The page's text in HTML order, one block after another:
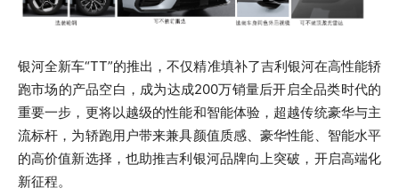
银河全新车“TT”的推出，不仅精准填补了吉利银河在高性能轿
跑市场的产品空白，成为达成200万销量后开启全品类时代的
重要一步，更将以越级的性能和智能体验，超越传统豪华与主
流标杆，为轿跑用户带来兼具颜值质感、豪华性能、智能水平
的高价值新选择，也助推吉利银河品牌向上突破，开启高端化
新征程。